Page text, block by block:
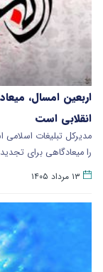
اربعین امسال،
انقلابی است
مدیرکل تبلیغات اسلامی
را میعادگاهی برای
۱۳ مرداد ۱۴۰۵